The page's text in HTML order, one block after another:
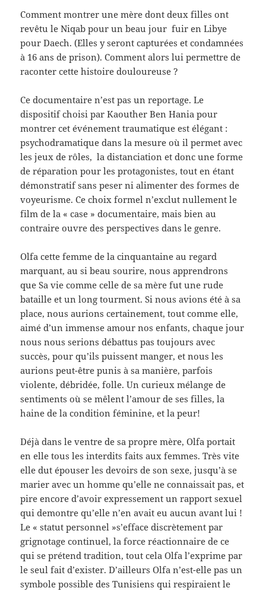
Comment montrer une mère dont deux filles ont
revêtu le Niqab pour un beau jour fuir en Libye
pour Daech. (Elles y seront capturées et condamnées
à 16 ans de prison). Comment alors lui permettre de
raconter cette histoire douloureuse ?
Ce documentaire n’est pas un reportage. Le
dispositif choisi par Kaouther Ben Hania pour
montrer cet événement traumatique est élégant :
psychodramatique dans la mesure où il permet avec
les jeux de rôles, la distanciation et donc une forme
de réparation pour les protagonistes, tout en étant
démonstratif sans peser ni alimenter des formes de
voyeurisme. Ce choix formel n’exclut nullement le
film de la « case » documentaire, mais bien au
contraire ouvre des perspectives dans le genre.
Olfa cette femme de la cinquantaine au regard
marquant, au si beau sourire, nous apprendrons
que Sa vie comme celle de sa mère fut une rude
bataille et un long tourment. Si nous avions été à sa
place, nous aurions certainement, tout comme elle,
aimé d’un immense amour nos enfants, chaque jour
nous nous serions débattus pas toujours avec
succès, pour qu’ils puissent manger, et nous les
aurions peut-être punis à sa manière, parfois
violente, débridée, folle. Un curieux mélange de
sentiments où se mêlent l’amour de ses filles, la
haine de la condition féminine, et la peur!
Déjà dans le ventre de sa propre mère, Olfa portait
en elle tous les interdits faits aux femmes. Très vite
elle dut épouser les devoirs de son sexe, jusqu’à se
marier avec un homme qu’elle ne connaissait pas, et
pire encore d’avoir expressement un rapport sexuel
qui demontre qu’elle n’en avait eu aucun avant lui !
Le « statut personnel »s’efface discrètement par
grignotage continuel, la force réactionnaire de ce
qui se prétend tradition, tout cela Olfa l’exprime par
le seul fait d’exister. D’ailleurs Olfa n’est-elle pas un
symbole possible des Tunisiens qui respiraient le